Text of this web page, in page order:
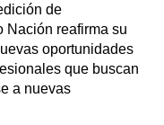
de
Nación reafirma su
oportunidades
que buscan
a nuevas